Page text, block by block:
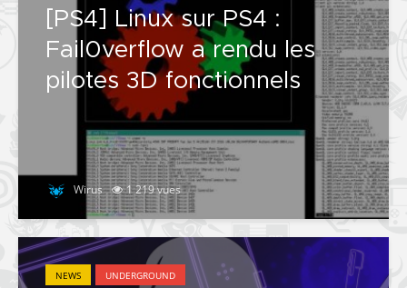
[PS4] Linux sur PS4 :
Fail0verflow a rendu les
pilotes 3D fonctionnels
Wirus 1 219 vues
NEWS UNDERGROUND